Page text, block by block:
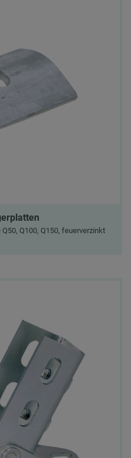
Q100, Q150, feuerverzinkt